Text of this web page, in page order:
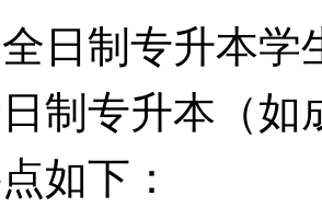
制专升本学
制专升本（如
如下：